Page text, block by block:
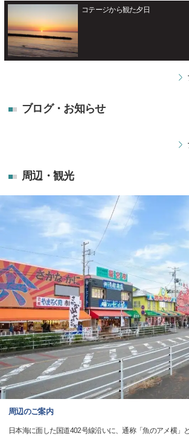
コテージから観た夕日
ブログ・お知らせ
周辺・観光
周辺のご案内
日本海に面した国道402号線沿いに、通称「魚のアメ横」